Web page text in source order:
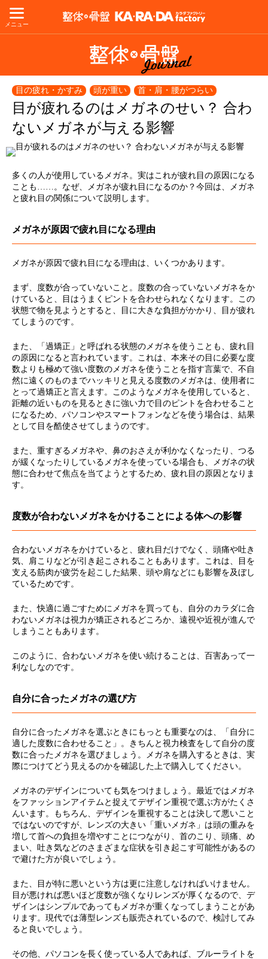
メニュー
目の疲れ・かすみ 頭が重い 首・肩・腰がつらい
目が疲れるのはメガネのせい？ 合わ
ないメガネが与える影響
多くの人が使用しているメガネ。実はこれが疲れ目の原因になる
ことも……。なぜ、メガネが疲れ目になるのか？今回は、メガネ
と疲れ目の関係について説明します。
メガネが原因で疲れ目になる理由
メガネが原因で疲れ目になる理由は、いくつかあります。
まず、度数が合っていないこと。度数の合っていないメガネをか
けていると、目はうまくピントを合わせられなくなります。この
状態で物を見ようとすると、目に大きな負担がかかり、目が疲れ
てしまうのです。
また、「過矯正」と呼ばれる状態のメガネを使うことも、疲れ目
の原因になると言われています。これは、本来その目に必要な度
数よりも極めて強い度数のメガネを使うことを指す言葉で、不自
然に遠くのものまでハッキリと見える度数のメガネは、使用者に
とって過矯正と言えます。このようなメガネを使用していると、
距離の近いものを見るときに強い力で目のピントを合わせること
になるため、パソコンやスマートフォンなどを使う場合は、結果
として目を酷使させてしまうのです。
また、重すぎるメガネや、鼻のおさえが利かなくなったり、つる
が緩くなったりしているメガネを使っている場合も、メガネの状
態に合わせて焦点を当てようとするため、疲れ目の原因となりま
す。
度数が合わないメガネをかけることによる体への影響
合わないメガネをかけていると、疲れ目だけでなく、頭痛や吐き
気、肩こりなどが引き起こされることもあります。これは、目を
支える筋肉が疲労を起こした結果、頭や肩などにも影響を及ぼし
ているためです。
また、快適に過ごすためにメガネを買っても、自分のカラダに合
わないメガネは視力が矯正されるどころか、遠視や近視が進んで
しまうこともあります。
このように、合わないメガネを使い続けることは、百害あって一
利なしなのです。
自分に合ったメガネの選び方
自分に合ったメガネを選ぶときにもっとも重要なのは、「自分に
適した度数に合わせること」。きちんと視力検査をして自分の度
数に合ったメガネを選びましょう。メガネを購入するときは、実
際につけてどう見えるのかを確認した上で購入してください。
メガネのデザインについても気をつけましょう。最近ではメガネ
をファッションアイテムと捉えてデザイン重視で選ぶ方がたくさ
んいます。もちろん、デザインを重視することは決して悪いこと
ではないのですが、レンズの大きい「重いメガネ」は頭の重みを
増して首への負担を増やすことにつながり、首のこり、頭痛、め
まい、吐き気などのさまざまな症状を引き起こす可能性があるの
で避けた方が良いでしょう。
また、目が特に悪いという方は更に注意しなければいけません。
目が悪ければ悪いほど度数が強くなりレンズが厚くなるので、デ
ザインはシンプルであってもメガネが重くなってしまうことがあ
ります。現代では薄型レンズも販売されているので、検討してみ
ると良いでしょう。
その他、パソコンを長く使っている人であれば、ブルーライトを